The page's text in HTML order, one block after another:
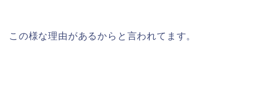
この様な理由があるからと言われてます。